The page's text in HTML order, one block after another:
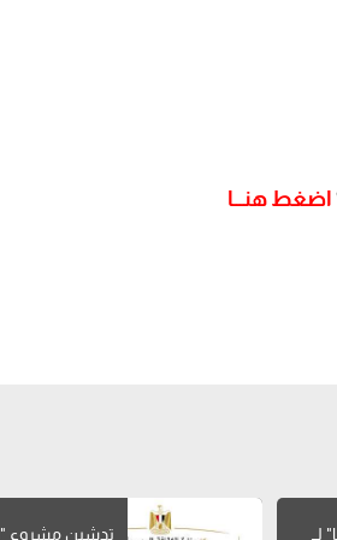
اضغط هنـــا
كلمات أغنية "نسينا" لــ تدشين مشروع